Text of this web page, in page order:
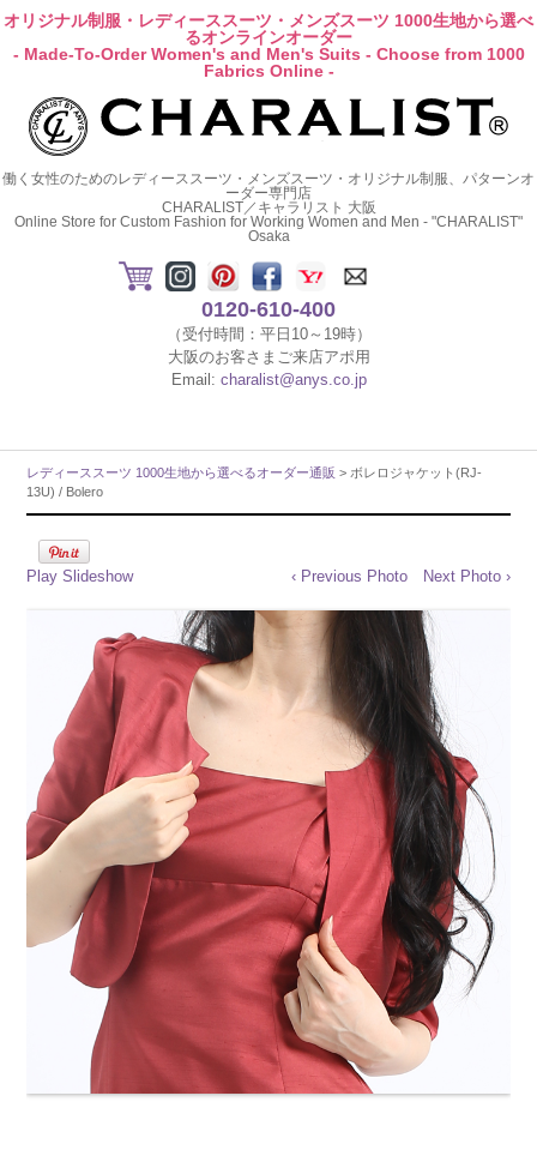
オリジナル制服・レディーススーツ・メンズスーツ 1000生地から選べ
るオンラインオーダー
- Made-To-Order Women's and Men's Suits - Choose from 1000
Fabrics Online -
働く女性のためのレディーススーツ・メンズスーツ・オリジナル制服、パターンオ
ーダー専門店
CHARALIST／キャラリスト 大阪
Online Store for Custom Fashion for Working Women and Men - "CHARALIST"
Osaka
0120-610-400
（受付時間：平日10～19時）
大阪のお客さまご来店アポ用
Email: charalist@anys.co.jp
レディーススーツ 1000生地から選べるオーダー通販 > ボレロジャケット(RJ-
13U) / Bolero
Play Slideshow ‹ Previous Photo Next Photo ›